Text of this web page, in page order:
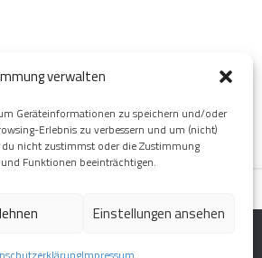
verwalten
Geräteinformationen zu speichern und/oder
Erlebnis zu verbessern und um (nicht)
du nicht zustimmst oder die Zustimmung
Funktionen beeinträchtigen.
Einstellungen ansehen